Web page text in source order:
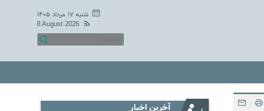
شنبه ۱۷ مرداد ۱۴۰۵
8 August 2026
/ آخرین اخبار